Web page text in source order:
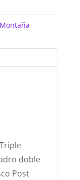
Montaña
doble
Post